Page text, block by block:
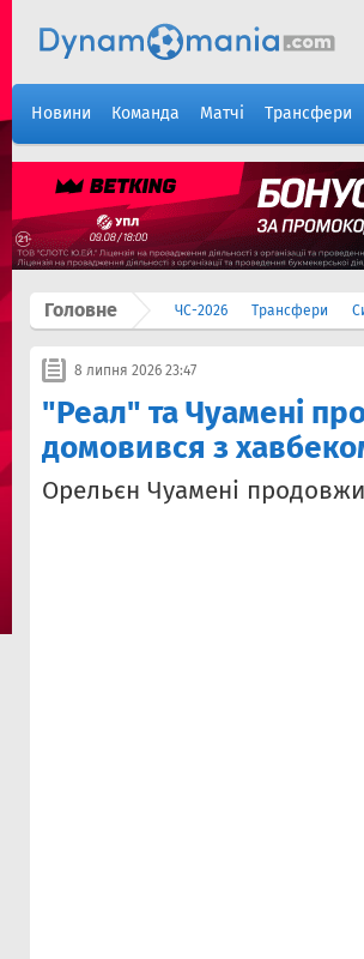
Новини Команда Матчі Трансфери
Головне ЧС-2026 Трансфери
8 липня 2026 23:47
"Реал" та Чуамені
домовився з
Орельєн Чуамені